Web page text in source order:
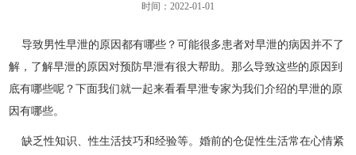
时间：2022-01-01
导致男性早泄的原因都有哪些？可能很多患者对早泄的病因并不了
解，了解早泄的原因对预防早泄有很大帮助。那么导致这些的原因到
底有哪些呢？下面我们就一起来看看早泄专家为我们介绍的早泄的原
因有哪些。
缺乏性知识、性生活技巧和经验等。婚前的仓促性生活常在心情紧